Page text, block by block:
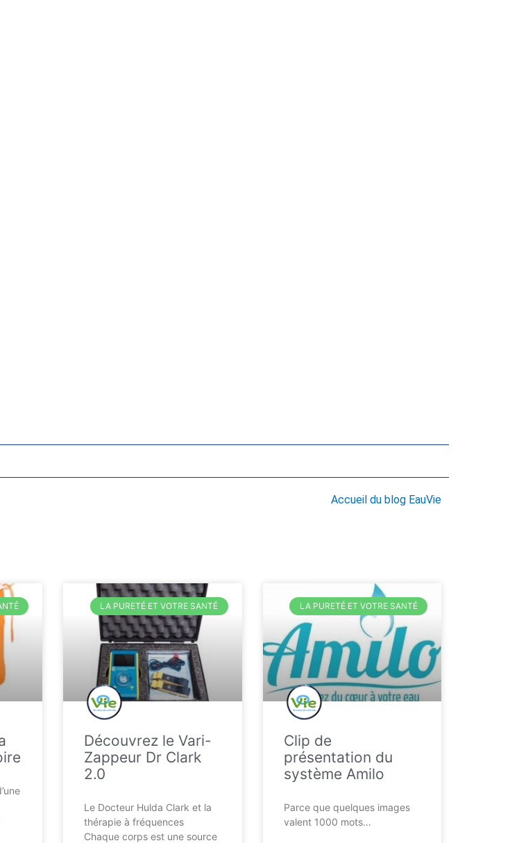
Accueil du blog EauVie
LA PURETÉ ET VOTRE SANTÉ
Découvrez le Vari-
Zappeur Dr Clark
2.0
Le Docteur Hulda Clark et la
thérapie à fréquences
Chaque corps est une source
LA PURETÉ ET VOTRE SANTÉ
Clip de
présentation du
système Amilo
Parce que quelques images
valent 1000 mots…